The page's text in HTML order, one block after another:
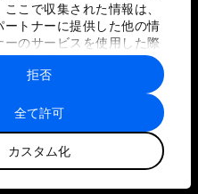
こで収集された情報は、
ートナーに提供した他の情
ーのサービスを使用した際
報と組み合わされ、各パー
用されることがありま
全て許可
カスタム化
拒否
シーと利用規約
ップ
済フォーラム